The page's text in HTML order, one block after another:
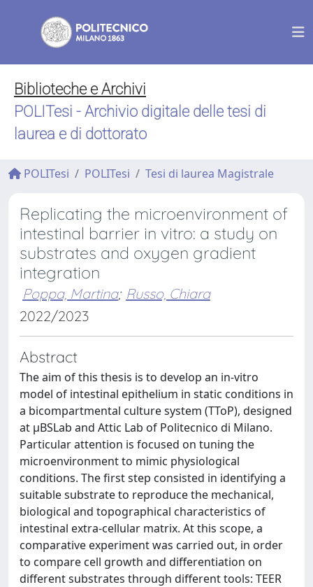
Biblioteche e Archivi
POLITesi - Archivio digitale delle tesi di
laurea e di dottorato
POLITesi POLITesi Tesi di laurea Magistrale
Replicating the microenvironment of
intestinal barrier in vitro: a study on
substrates and oxygen gradient
integration
Poppa, Martina; Russo, Chiara
2022/2023
Abstract
The aim of this thesis is to develop an in-vitro
model of intestinal epithelium in static conditions in
a bicompartmental culture system (TToP), designed
at µBSLab and Attic Lab of Politecnico di Milano.
Particular attention is focused on tuning the
microenvironment to mimic physiological
conditions. The first step consisted in identifying a
suitable substrate to reproduce the mechanical,
biological and topographical characteristics of
intestinal extra-cellular matrix. At this scope, a
comparative experiment was carried out, in order
to compare cell growth and differentiation on
different substrates through different tools: TEER